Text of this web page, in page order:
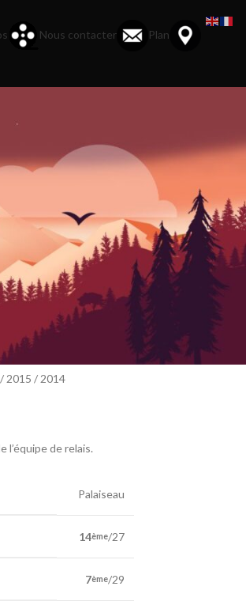
Nous contacter Plan
2015 / 2014
l’équipe de relais.
Palaiseau
14ème/27
7ème/29